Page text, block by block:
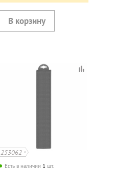
253062
Есть в наличии 1 шт.